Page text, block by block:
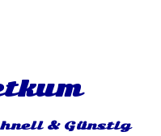
& Günstig